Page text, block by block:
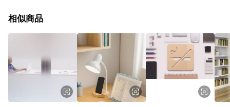
饋%」，將於訂單成立後由「LINE購物通知」之官方帳號訊息通
依LINE購物網站訂單成立通知為準。​​ (5)LINE購物設有「單一商
品最高回饋點數」機制 (部分時段開放「回饋無上限」)，以同一
訂單中同一商品不論件數計算，請依訂單成立當下LINE購物的回
饋機制為準。
相似商品